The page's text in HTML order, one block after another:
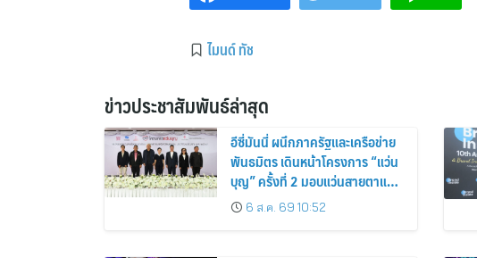
ไมนด์ ทัช
ข่าวประชาสัมพันธ์ล่าสุด
อีซี่มันนี่ ผนึกภาครัฐและเครือข่าย
พันธมิตร เดินหน้าโครงการ “แว่น
บุญ” ครั้งที่ 2 มอบแว่นสายตาแก่
ประชาชน 600 คน ขยายโอกาส
การมองเห็นสู่ชุมชนไทย
6 ส.ค. 69 10:52